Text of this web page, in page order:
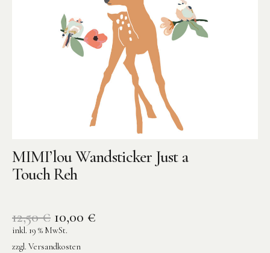
InstagramPinterest
MIMI’lou Wandsticker Just a
Touch Reh
12,50€ 10,00 €
inkl. 19 % MwSt.
zzgl. Versandkosten